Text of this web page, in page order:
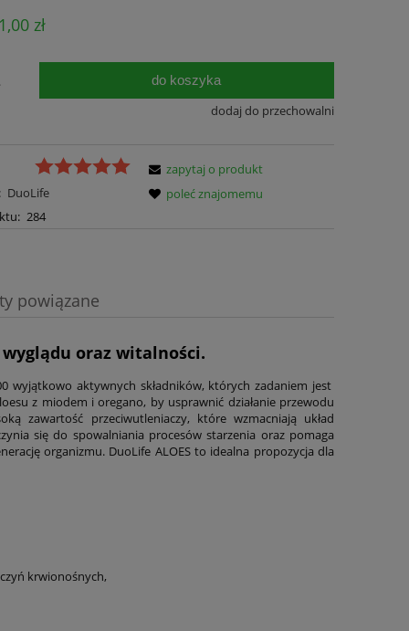
zł
do koszyka
dodaj do przechowalni
DuoLife
284
zapytaj o produkt
poleć znajomemu
ewentualnych kosztów
powiązane
oraz witalności.
wyjątkowo aktywnych składników, których zadaniem jest
z miodem i oregano, by usprawnić działanie przewodu
zawartość przeciwutleniaczy, które wzmacniają układ
się do spowalniania procesów starzenia oraz pomaga
organizmu. DuoLife ALOES to idealna propozycja dla
krwionośnych,